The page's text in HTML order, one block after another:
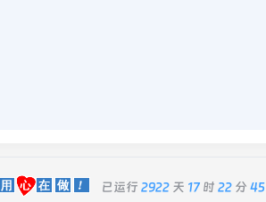
已运行 2922 天 17 时 22 分 46